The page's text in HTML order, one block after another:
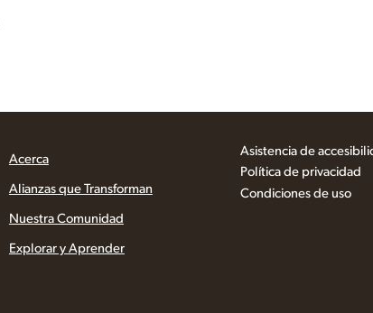
Acerca
Alianzas que Transforman
Nuestra Comunidad
Explorar y Aprender
Asistencia de
Política de privacidad
Condiciones de uso